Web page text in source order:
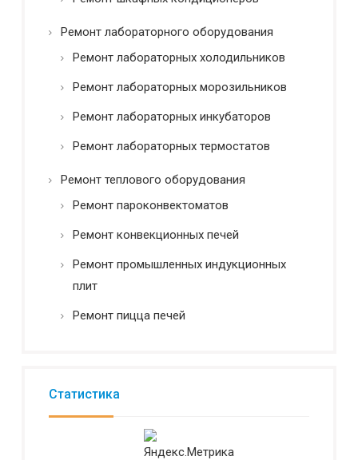
Ремонт лабораторного оборудования
Ремонт лабораторных холодильников
Ремонт лабораторных морозильников
Ремонт лабораторных инкубаторов
Ремонт лабораторных термостатов
Ремонт теплового оборудования
Ремонт пароконвектоматов
Ремонт конвекционных печей
Ремонт промышленных индукционных
плит
Ремонт пицца печей
Статистика